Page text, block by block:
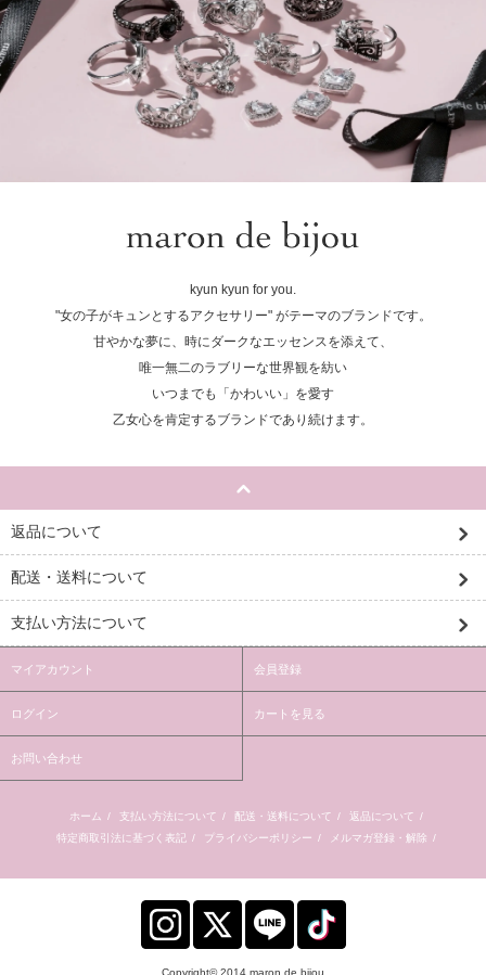
kyun kyun for you.
"女の子がキュンとするアクセサリー" がテーマのブランドです。
甘やかな夢に、時にダークなエッセンスを添えて、
唯一無二のラブリーな世界観を紡い
いつまでも「かわいい」を愛す
乙女心を肯定するブランドであり続けます。
返品について
配送・送料について
支払い方法について
マイアカウント 会員登録
ログイン カートを見る
お問い合わせ
ホーム / 支払い方法について / 配送・送料について / 返品について /
特定商取引法に基づく表記 / プライバシーポリシー / メルマガ登録・解除 /